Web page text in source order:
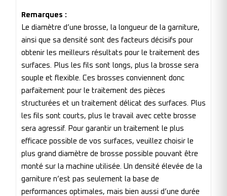
Remarques :
Le diamètre d’une brosse, la longueur de la garniture,
ainsi que sa densité sont des facteurs décisifs pour
obtenir les meilleurs résultats pour le traitement des
surfaces. Plus les fils sont longs, plus la brosse sera
souple et flexible. Ces brosses conviennent donc
parfaitement pour le traitement des pièces
structurées et un traitement délicat des surfaces. Plus
les fils sont courts, plus le travail avec cette brosse
sera agressif. Pour garantir un traitement le plus
efficace possible de vos surfaces, veuillez choisir le
plus grand diamètre de brosse possible pouvant être
monté sur la machine utilisée. Un densité élevée de la
garniture n’est pas seulement la base de
performances optimales, mais bien aussi d’une durée